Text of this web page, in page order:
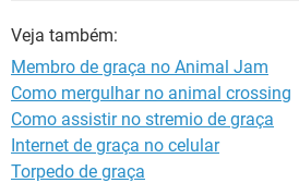
Veja também:
Membro de graça no Animal Jam
Como mergulhar no animal crossing
Como assistir no stremio de graça
Internet de graça no celular
Torpedo de graça